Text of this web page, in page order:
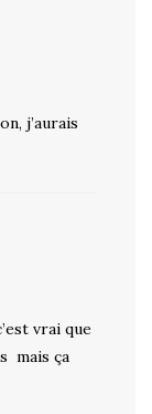
j’aurais
vrai que
mais ça